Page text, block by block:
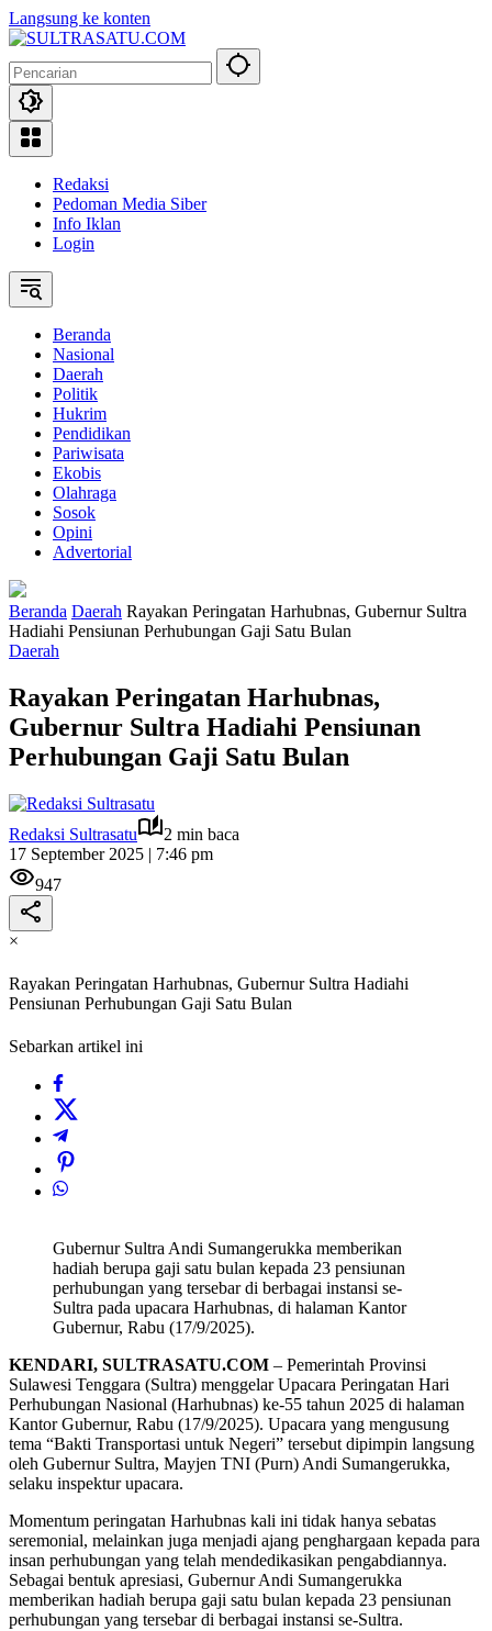
Langsung ke konten
Redaksi
Pedoman Media Siber
Info Iklan
Login
Beranda
Nasional
Daerah
Politik
Hukrim
Pendidikan
Pariwisata
Ekobis
Olahraga
Sosok
Opini
Advertorial
Beranda Daerah Rayakan Peringatan Harhubnas, Gubernur Sultra
Hadiahi Pensiunan Perhubungan Gaji Satu Bulan
Daerah
Rayakan Peringatan Harhubnas,
Gubernur Sultra Hadiahi Pensiunan
Perhubungan Gaji Satu Bulan
Redaksi Sultrasatu
2 min baca
17 September 2025 | 7:46 pm
947
×
Rayakan Peringatan Harhubnas, Gubernur Sultra Hadiahi
Pensiunan Perhubungan Gaji Satu Bulan
Sebarkan artikel ini
Gubernur Sultra Andi Sumangerukka memberikan
hadiah berupa gaji satu bulan kepada 23 pensiunan
perhubungan yang tersebar di berbagai instansi se-
Sultra pada upacara Harhubnas, di halaman Kantor
Gubernur, Rabu (17/9/2025).
KENDARI, SULTRASATU.COM – Pemerintah Provinsi
Sulawesi Tenggara (Sultra) menggelar Upacara Peringatan Hari
Perhubungan Nasional (Harhubnas) ke-55 tahun 2025 di halaman
Kantor Gubernur, Rabu (17/9/2025). Upacara yang mengusung
tema “Bakti Transportasi untuk Negeri” tersebut dipimpin langsung
oleh Gubernur Sultra, Mayjen TNI (Purn) Andi Sumangerukka,
selaku inspektur upacara.
Momentum peringatan Harhubnas kali ini tidak hanya sebatas
seremonial, melainkan juga menjadi ajang penghargaan kepada para
insan perhubungan yang telah mendedikasikan pengabdiannya.
Sebagai bentuk apresiasi, Gubernur Andi Sumangerukka
memberikan hadiah berupa gaji satu bulan kepada 23 pensiunan
perhubungan yang tersebar di berbagai instansi se-Sultra.